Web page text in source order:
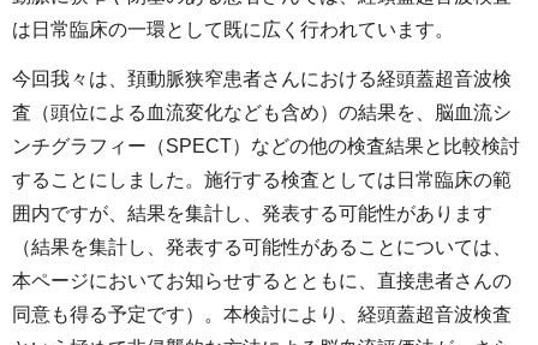
は日常臨床の一環として既に広く行われています。
今回我々は、頚動脈狭窄患者さんにおける経頭蓋超音波検
査（頭位による血流変化なども含め）の結果を、脳血流シ
ンチグラフィー（SPECT）などの他の検査結果と比較検討
することにしました。施行する検査としては日常臨床の範
囲内ですが、結果を集計し、発表する可能性があります
（結果を集計し、発表する可能性があることについては、
本ページにおいてお知らせするとともに、直接患者さんの
同意も得る予定です）。本検討により、経頭蓋超音波検査